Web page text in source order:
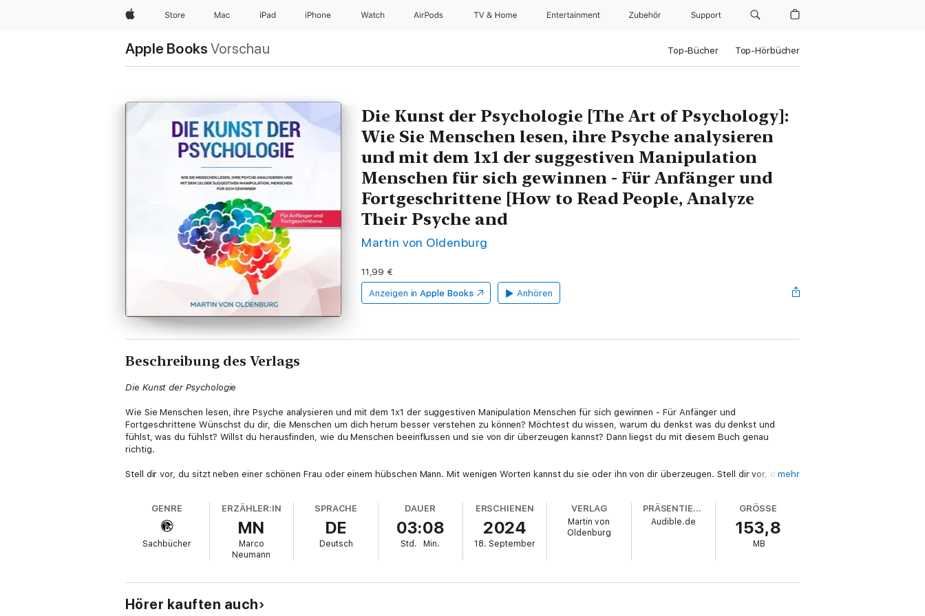
Apple Store Mac iPad iPhone Watch AirPods TV & Home Entertainment Zubehör Support
Apple Books Vorschau Top-Bücher Top-Hörbücher
Die Kunst der Psychologie [The Art of Psychology]:
Wie Sie Menschen lesen, ihre Psyche analysieren
und mit dem 1x1 der suggestiven Manipulation
Menschen für sich gewinnen - Für Anfänger und
Fortgeschrittene [How to Read People, Analyze
Their Psyche and
Martin von Oldenburg
11,99 €
Anzeigen in Apple Books Anhören
Beschreibung des Verlags
Die Kunst der Psychologie
Wie Sie Menschen lesen, ihre Psyche analysieren und mit dem 1x1 der suggestiven Manipulation Menschen für sich gewinnen - Für Anfänger und
Fortgeschrittene Wünschst du dir, die Menschen um dich herum besser verstehen zu können? Möchtest du wissen, warum du denkst was du denkst und
fühlst, was du fühlst? Willst du herausfinden, wie du Menschen beeinflussen und sie von dir überzeugen kannst? Dann liegst du mit diesem Buch genau
richtig.
Stell dir vor, du sitzt neben einer schönen Frau oder einem hübschen Mann. Mit wenigen Worten kannst du sie oder ihn von dir überzeugen. Stell dir vor, du
lesen, ihre Absichten erkennen und sie so manipulieren, wie du willst.
Wenn du das möchtest, dann geht es dir so wie vielen anderen auch. Mit ein paar einfachen Tricks kannst du all das erreichen. Diese Tricks findest du in
diesem Buch. Wir haben mit Hilfe von Experten und viel Erfahrung all das zusammengetragen, was du für dein Leben brauchst. Du kannst die Tricks lesen, sie
erlernen, anwenden und für dich nutzen. Du kannst dich damit sogar dagegen schützen, dass dich jemand anderes manipulieren möchte. Die Psychologie und
Please note: This audiobook is in German.
mehr
GENRE
Sachbücher
ERZÄHLER:IN
MN
Marco
Neumann
SPRACHE
DE
Deutsch
DAUER
03:08
Std. Min.
ERSCHIENEN
2024
18. September
VERLAG
Martin von
Oldenburg
PRÄSENTIERT VON
Audible.de
GRÖSSE
153,8
MB
Hörer kauften auch